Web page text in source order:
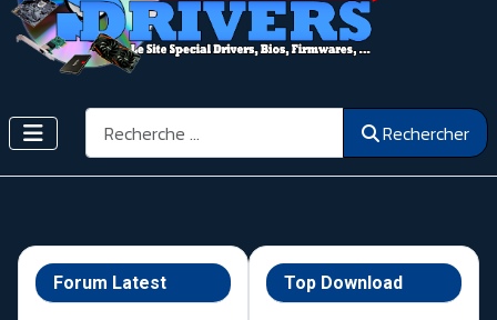
Rechercher Rechercher
Forum Latest Top Download